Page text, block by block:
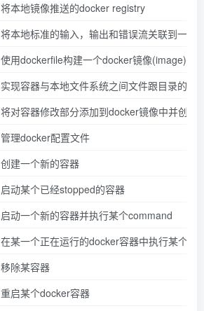
将本地镜像推送的docker registry
将本地标准的输入，输出和错误流关联到一个
使用dockerfile构建一个docker镜像(image)
实现容器与本地文件系统之间文件跟目录的拷
将对容器修改部分添加到docker镜像中并创建
管理docker配置文件
创建一个新的容器
启动某个已经stopped的容器
启动一个新的容器并执行某个command
在某一个正在运行的docker容器中执行某个
移除某容器
重启某个docker容器